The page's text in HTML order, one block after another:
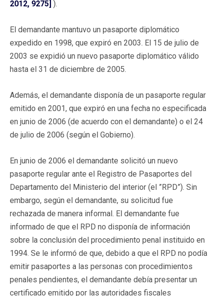
2012, 9275] ).
El demandante mantuvo un pasaporte diplomático
expedido en 1998, que expiró en 2003. El 15 de julio de
2003 se expidió un nuevo pasaporte diplomático válido
hasta el 31 de diciembre de 2005.
Además, el demandante disponía de un pasaporte regular
emitido en 2001, que expiró en una fecha no especificada
en junio de 2006 (de acuerdo con el demandante) o el 24
de julio de 2006 (según el Gobierno).
En junio de 2006 el demandante solicitó un nuevo
pasaporte regular ante el Registro de Pasaportes del
Departamento del Ministerio del interior (el ”RPD”). Sin
embargo, según el demandante, su solicitud fue
rechazada de manera informal. El demandante fue
informado de que el RPD no disponía de información
sobre la conclusión del procedimiento penal instituido en
1994. Se le informó de que, debido a que el RPD no podía
emitir pasaportes a las personas con procedimientos
penales pendientes, el demandante debía presentar un
certificado emitido por las autoridades fiscales